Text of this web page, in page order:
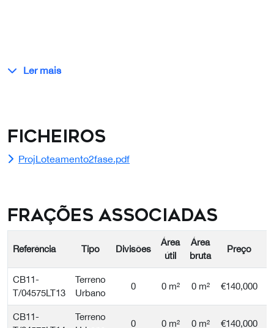
Ler mais
Ficheiros
ProjLoteamento2fase.pdf
Frações Associadas
Referência Tipo Divisões
Área
útil
Área
bruta
Preço
CB11-
T/04575LT13
Terreno
Urbano
0 0 m² 0 m² €140,000
CB11-
Terreno
0 0 m² 0 m² €140,000